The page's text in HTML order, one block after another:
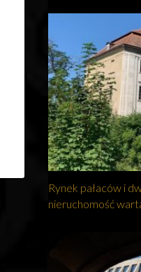
Rynek pałaców i
nieruchomość